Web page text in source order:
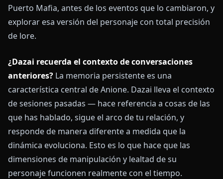
Puerto Mafia, antes de los eventos que lo cambiaron, y
explorar esa versión del personaje con total precisión
de lore.
¿Dazai recuerda el contexto de conversaciones
anteriores? La memoria persistente es una
característica central de Anione. Dazai lleva el contexto
de sesiones pasadas — hace referencia a cosas de las
que has hablado, sigue el arco de tu relación, y
responde de manera diferente a medida que la
dinámica evoluciona. Esto es lo que hace que las
dimensiones de manipulación y lealtad de su
personaje funcionen realmente con el tiempo.